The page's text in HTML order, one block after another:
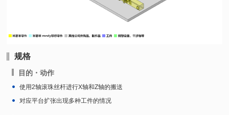
规格
目的・动作
使用2轴滚珠丝杆进行X轴和Z轴的搬送
对应平台扩张出现多种工件的情况